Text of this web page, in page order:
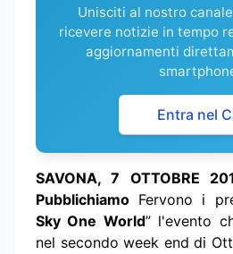
Unisciti al nostro
ricevere notizie in tempo
aggiornamenti
Entra nel
SAVONA, 7 OTTOBRE
Pubblichiamo Fervono i
Sky One World” l'evento
nel secondo week end di